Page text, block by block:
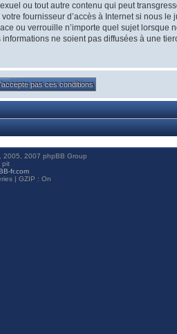
ou tout autre contenu qui peut
fournisseur d’accès à Internet si nous
ou verrouille n’importe quel sujet lorsque
ne soient pas diffusées à une
2005, 2007 phpBB Group
pit
fr.com
| GZIP : On